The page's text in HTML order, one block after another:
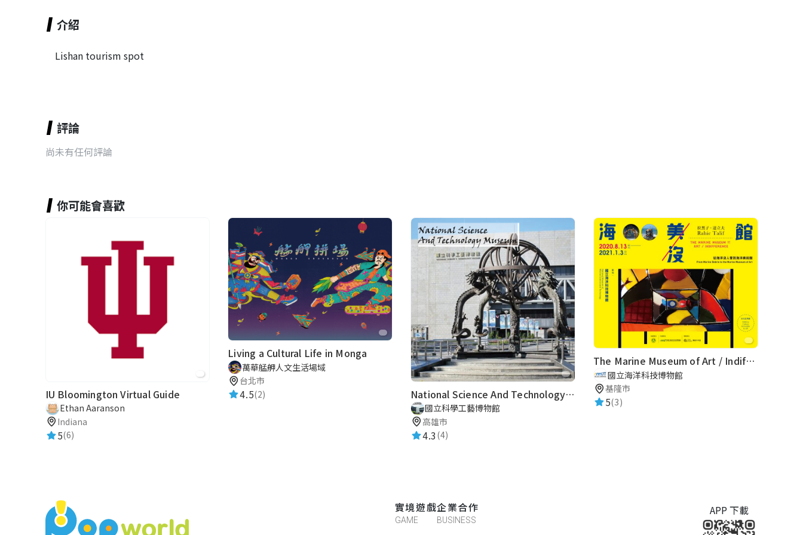
介紹
Lishan tourism spot
評論
尚未有任何評論
你可能會喜歡
IU Bloomington Virtual Guide
Ethan Aaranson
Indiana
5(6)
Living a Cultural Life in Monga
萬華艋舺人文生活場域
台北市
4.5(2) National Science And Technology Museum
國立科學工藝博物館
高雄市
4.3(4)
The Marine Museum of Art / Indifference From Marine Debris to the Marine Museum of Art
國立海洋科技博物館
基隆市
5(3)
實境遊戲
GAME
企業合作
BUSINESS
APP 下載